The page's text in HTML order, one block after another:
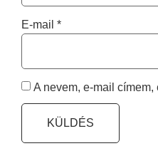
E-mail *
A nevem, e-mail